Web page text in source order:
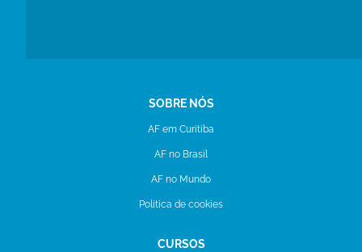
SOBRE NÓS
AF em Curitiba
AF no Brasil
AF no Mundo
Politica de cookies
CURSOS